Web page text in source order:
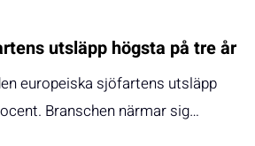
utsläpp högsta på tre år
europeiska sjöfartens utsläpp
Branschen närmar sig…